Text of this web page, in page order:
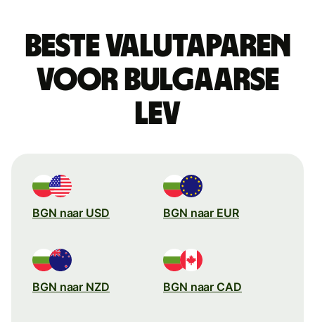
Beste valutaparen
voor Bulgaarse
lev
BGN naar USD BGN naar EUR
BGN naar NZD BGN naar CAD